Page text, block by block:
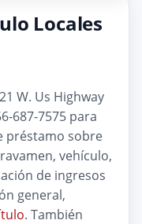
Locales
W. Us Highway
687-7575 para
préstamo sobre
vehículo,
de ingresos
general,
. También